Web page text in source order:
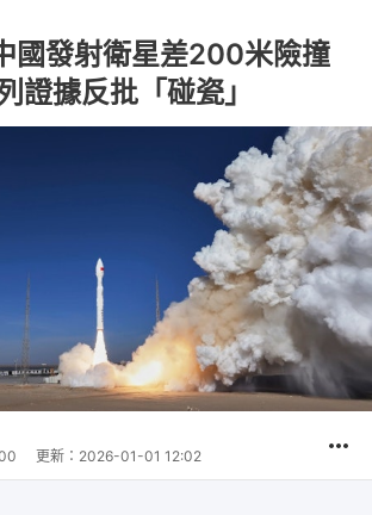
國發射衛星差200米險撞
據反批「碰瓷」
更新： 2026-01-01 12:02